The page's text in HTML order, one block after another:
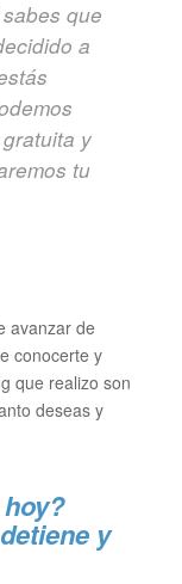
que
a
y
tu
avanzar de
conocerte y
que realizo son
deseas y
y